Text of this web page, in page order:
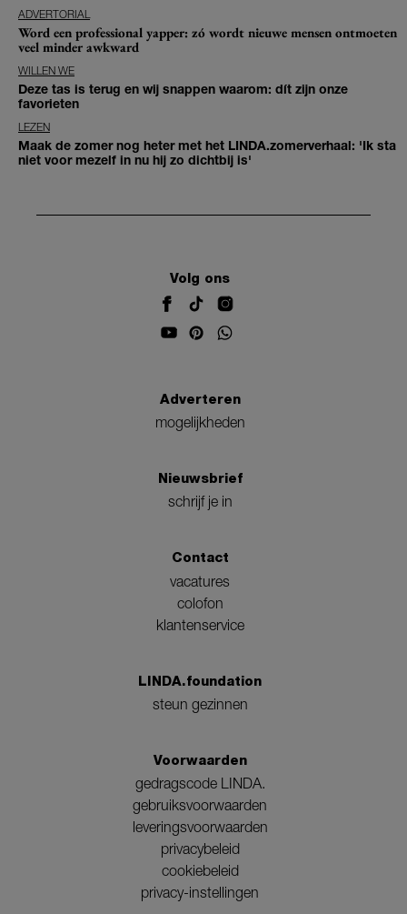
ADVERTORIAL
Word een professional yapper: zó wordt nieuwe mensen ontmoeten
veel minder awkward
WILLEN WE
Deze tas is terug en wij snappen waarom: dít zijn onze
favorieten
LEZEN
Maak de zomer nog heter met het LINDA.zomerverhaal: 'Ik sta
niet voor mezelf in nu hij zo dichtbij is'
Volg ons
Adverteren
mogelijkheden
Nieuwsbrief
schrijf je in
Contact
vacatures
colofon
klantenservice
LINDA.foundation
steun gezinnen
Voorwaarden
gedragscode LINDA.
gebruiksvoorwaarden
leveringsvoorwaarden
privacybeleid
cookiebeleid
privacy-instellingen